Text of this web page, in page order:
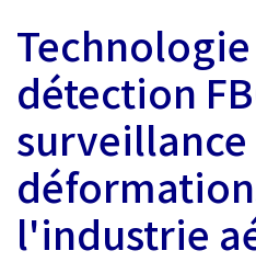
détection
surveillance
l'industrie